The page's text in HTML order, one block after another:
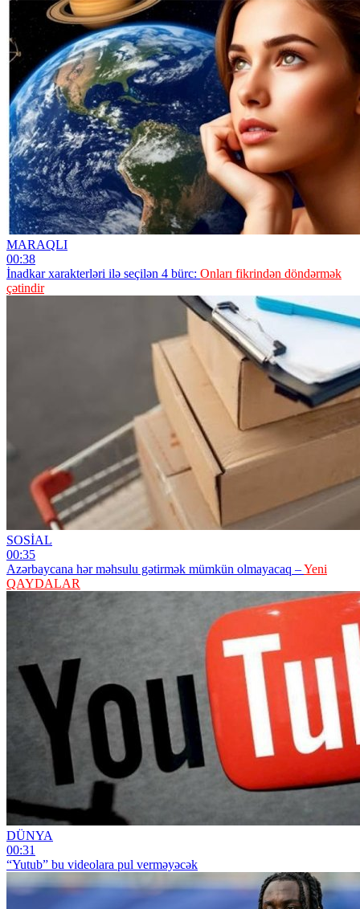
MARAQLI
00:38
İnadkar xarakterləri ilə seçilən 4 bürc: Onları fikrindən döndərmək
çətindir
SOSİAL
00:35
Azərbaycana hər məhsulu gətirmək mümkün olmayacaq –Yeni
QAYDALAR
DÜNYA
00:31
“Yutub” bu videolara pul verməyəcək